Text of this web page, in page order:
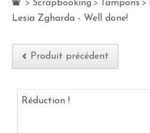
> Scrapbooking > Tampons >
Lesia Zgharda - Well done!
Produit précédent
Réduction !